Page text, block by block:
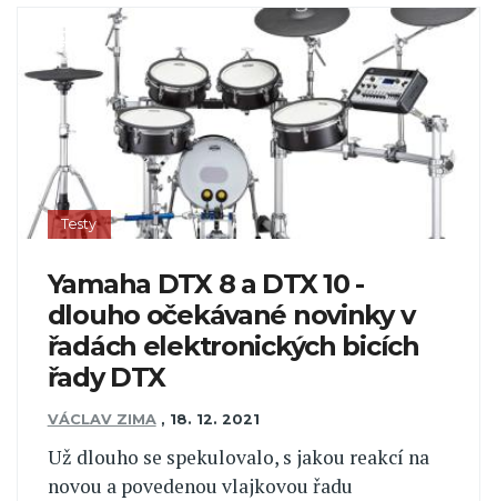
Testy
Yamaha DTX 8 a DTX 10 -
dlouho očekávané novinky v
řadách elektronických bicích
řady DTX
VÁCLAV ZIMA , 18. 12. 2021
Už dlouho se spekulovalo, s jakou reakcí na
novou a povedenou vlajkovou řadu